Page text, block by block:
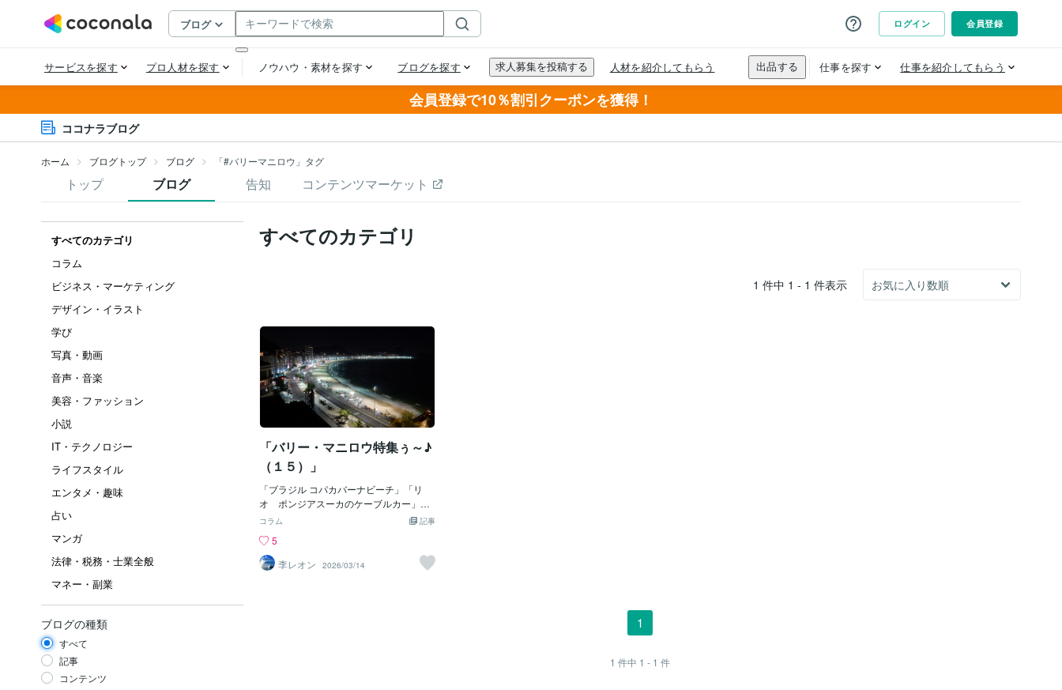
会員登録で10％割引クーポンを獲得！
ココナラブログ
ホーム ブログトップ ブログ 「#バリーマニロウ」タグ
トップ ブログ 告知 コンテンツマーケット
すべてのカテゴリ
コラム
ビジネス・マーケティング
デザイン・イラスト
学び
写真・動画
音声・音楽
美容・ファッション
小説
IT・テクノロジー
ライフスタイル
エンタメ・趣味
占い
マンガ
法律・税務・士業全般
マネー・副業
ブログの種類
すべて
記事
コンテンツ
すべてのカテゴリ
1 件中 1 - 1 件表示
「バリー・マニロウ特集ぅ～♪
（１５）」
「ブラジル コパカバーナビーチ」「リ
オ ポンジアスーカのケーブルカー」
「コパカバーナの街並み」「ボリビア、
ィティカカ湖」「リオデジャネイロ植物
園」「コルコバード」「ボリビア、コパ
カバーナのレストラン」やっぱり、彼は
記事
コラム
5
李レオン
2026/03/14
1
1 件中 1 - 1 件